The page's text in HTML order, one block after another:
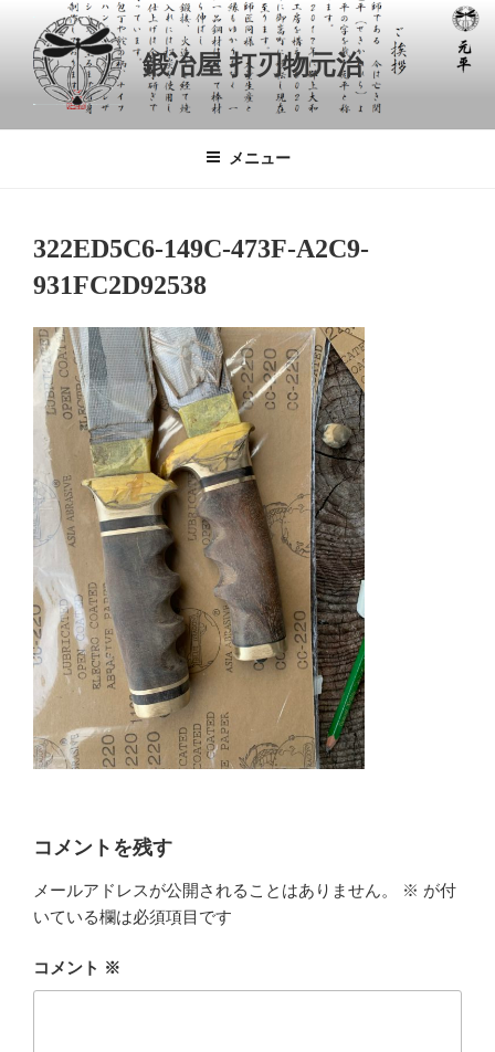
鍛冶屋 打刃物元治
メニュー
322ED5C6-149C-473F-A2C9-
931FC2D92538
コメントを残す
メールアドレスが公開されることはありません。 ※ が付
いている欄は必須項目です
コメント ※